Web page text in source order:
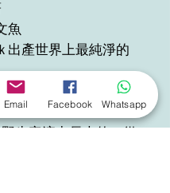
魚
出產世界上最純淨的
位於新西蘭南阿爾卑斯
生寒流中長大的，從
Email Facebook Whatsapp